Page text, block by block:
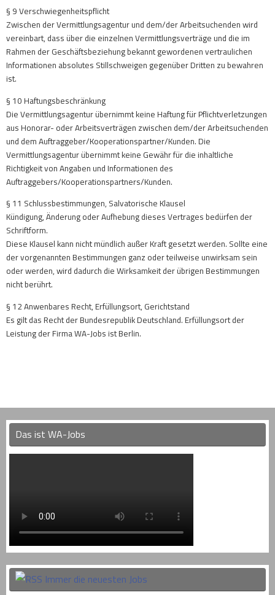
§ 9 Verschwiegenheitspflicht
Zwischen der Vermittlungsagentur und dem/der Arbeitsuchenden wird
vereinbart, dass über die einzelnen Vermittlungsverträge und die im
Rahmen der Geschäftsbeziehung bekannt gewordenen vertraulichen
Informationen absolutes Stillschweigen gegenüber Dritten zu bewahren
ist.
§ 10 Haftungsbeschränkung
Die Vermittlungsagentur übernimmt keine Haftung für Pflichtverletzungen
aus Honorar- oder Arbeitsverträgen zwischen dem/der Arbeitsuchenden
und dem Auftraggeber/Kooperationspartner/Kunden. Die
Vermittlungsagentur übernimmt keine Gewähr für die inhaltliche
Richtigkeit von Angaben und Informationen des
Auftraggebers/Kooperationspartners/Kunden.
§ 11 Schlussbestimmungen, Salvatorische Klausel
Kündigung, Änderung oder Aufhebung dieses Vertrages bedürfen der
Schriftform.
Diese Klausel kann nicht mündlich außer Kraft gesetzt werden. Sollte eine
der vorgenannten Bestimmungen ganz oder teilweise unwirksam sein
oder werden, wird dadurch die Wirksamkeit der übrigen Bestimmungen
nicht berührt.
§ 12 Anwenbares Recht, Erfüllungsort, Gerichtstand
Es gilt das Recht der Bundesrepublik Deutschland. Erfüllungsort der
Leistung der Firma WA-Jobs ist Berlin.
Das ist WA-Jobs
Immer die neuesten Jobs